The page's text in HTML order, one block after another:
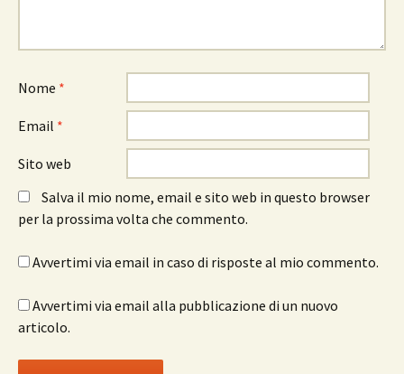
Nome *
Email *
Sito web
Salva il mio nome, email e sito web in questo browser
per la prossima volta che commento.
Avvertimi via email in caso di risposte al mio commento.
Avvertimi via email alla pubblicazione di un nuovo
articolo.